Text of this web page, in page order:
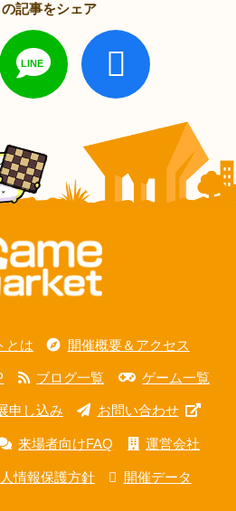
の記事をシェア
とは 開催概要＆アクセス
ブログ一覧 ゲーム一覧
申し込み お問い合わせ
来場者向けFAQ 運営会社
情報保護方針 開催データ